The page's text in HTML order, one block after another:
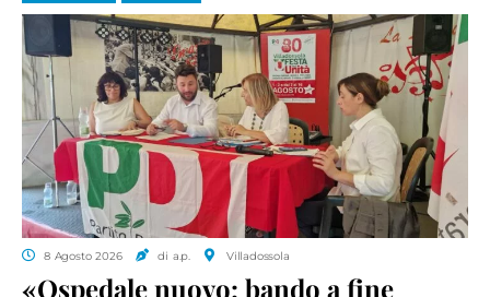
8 Agosto 2026 di a.p. Villadossola
«Ospedale nuovo: bando a fine